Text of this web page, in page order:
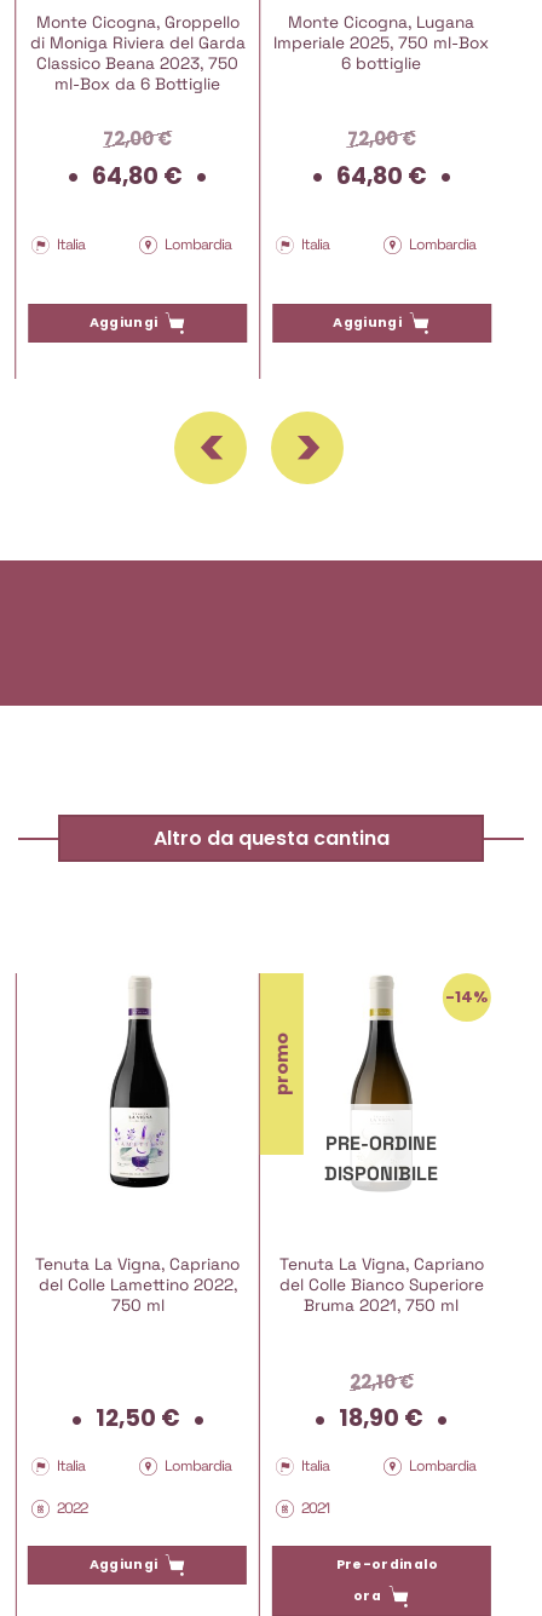
Monte Cicogna, Groppello
di Moniga Riviera del Garda
Classico Beana 2023, 750
ml-Box da 6 Bottiglie
72,00€
prezzo
era:
64,80 €
è:
Italia Lombardia
Aggiungi
Monte Cicogna, Lugana
Imperiale 2025, 750 ml-Box
6 bottiglie
72,00€
prezzo
era:
64,80 €
è:
Italia Lombardia
Aggiungi
Altro da questa cantina
Tenuta La Vigna, Capriano
del Colle Lamettino 2022,
750 ml
12,50 €
Italia Lombardia
2022
Aggiungi
-14%
promo
PRE-ORDINE
DISPONIBILE
Tenuta La Vigna, Capriano
del Colle Bianco Superiore
Bruma 2021, 750 ml
22,10€
prezzo
originale
era:
22,10 €.
18,90 €
Italia Lombardia
2021
Pre-ordinalo
ora